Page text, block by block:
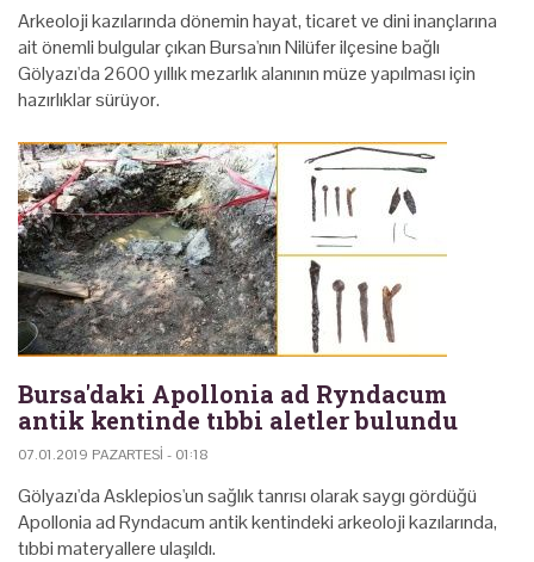
Arkeoloji kazılarında dönemin hayat, ticaret ve dini inançlarına
ait önemli bulgular çıkan Bursa'nın Nilüfer ilçesine bağlı
Gölyazı'da 2600 yıllık mezarlık alanının müze yapılması için
hazırlıklar sürüyor.
Bursa'daki Apollonia ad Ryndacum
antik kentinde tıbbi aletler bulundu
07.01.2019 PAZARTESI - 01:18
Gölyazı'da Asklepios'un sağlık tanrısı olarak saygı gördüğü
Apollonia ad Ryndacum antik kentindeki arkeoloji kazılarında,
tıbbi materyallere ulaşıldı.